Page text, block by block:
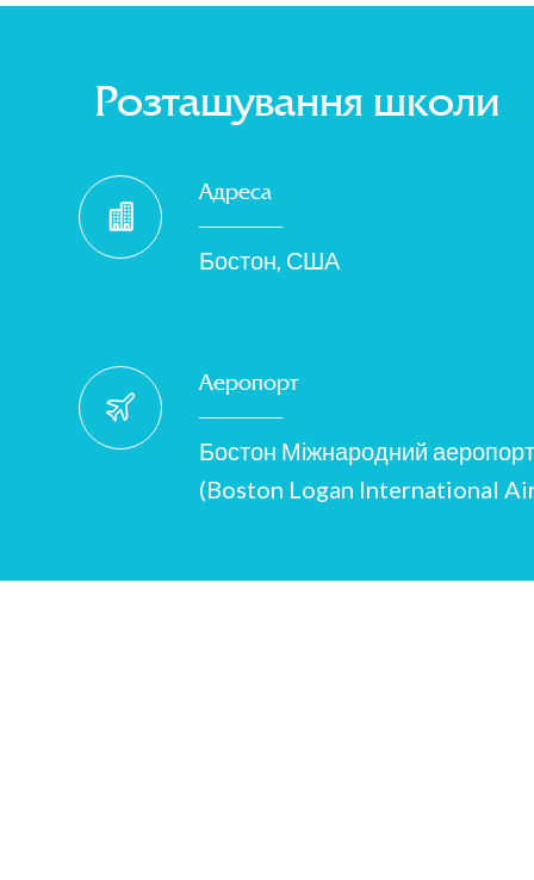
Розташування школи
Адреса
Бостон, США
Аеропорт
Бостон Міжнародний
(Boston Logan International